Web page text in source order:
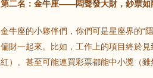
第二名：金牛座——悶聲發大財，鈔票如
金牛座的小夥伴們，你們可是星座界的“
偏財一起來。比如，工作上的項目終於
紅）。甚至可能連買彩票都能中小獎（雖